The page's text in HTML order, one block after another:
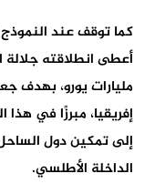
كما توقف عند النموذج
مليارات يورو، بهدف
إفريقيا، مبرزًا في
إلى تمكين دول
الداخلة الأطلسي.